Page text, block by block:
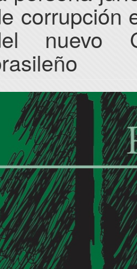
corrupción
nuevo